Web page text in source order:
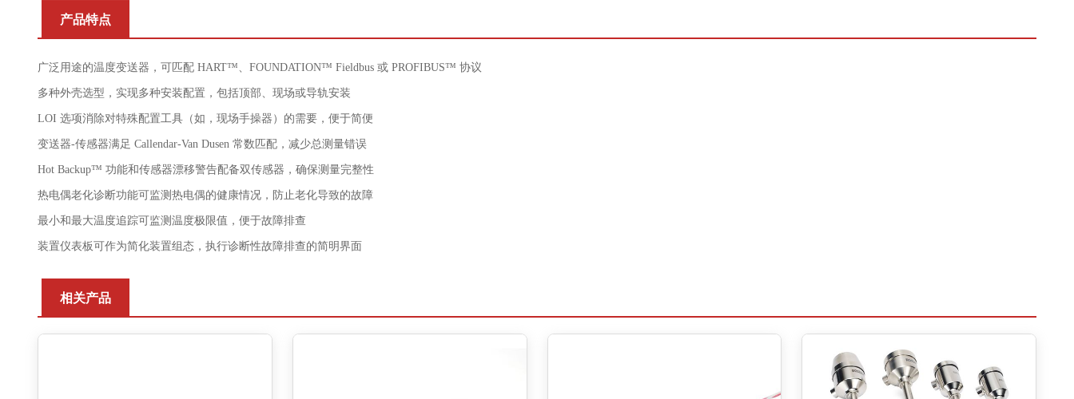
产品特点
广泛用途的温度变送器，可匹配 HART™、FOUNDATION™ Fieldbus 或 PROFIBUS™ 协议
多种外壳选型，实现多种安装配置，包括顶部、现场或导轨安装
LOI 选项消除对特殊配置工具（如，现场手操器）的需要，便于简便
变送器-传感器满足 Callendar-Van Dusen 常数匹配，减少总测量错误
Hot Backup™ 功能和传感器漂移警告配备双传感器，确保测量完整性
热电偶老化诊断功能可监测热电偶的健康情况，防止老化导致的故障
最小和最大温度追踪可监测温度极限值，便于故障排查
装置仪表板可作为简化装置组态，执行诊断性故障排查的简明界面
相关产品